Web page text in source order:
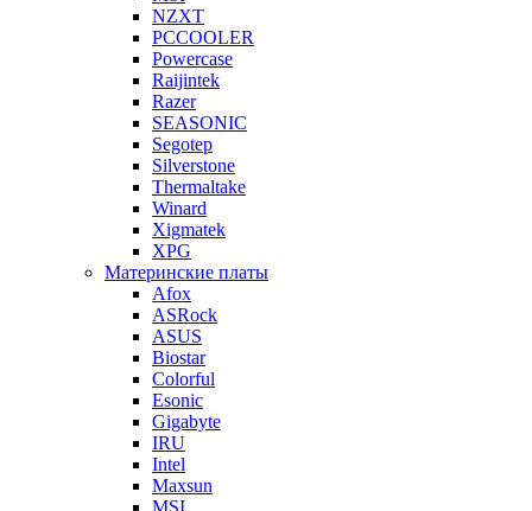
NZXT
PCCOOLER
Powercase
Raijintek
Razer
SEASONIC
Segotep
Silverstone
Thermaltake
Winard
Xigmatek
XPG
Материнские платы
Afox
ASRock
ASUS
Biostar
Colorful
Esonic
Gigabyte
IRU
Intel
Maxsun